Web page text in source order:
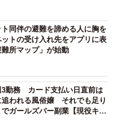
同伴の避難を諦める人に胸を
トの受け入れ先をアプリに表
所マップ」が始動
3勤務 カード支払い日直前は
われる風俗嬢 それでも足り
ガールズバー副業【現役キャ